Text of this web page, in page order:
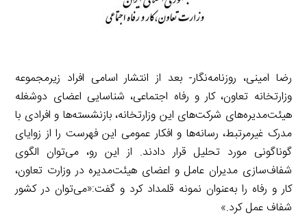
رضا امینی، روزنامه‌نگار- بعد از انتشار اسامی افراد زیرمجموعه
وزارتخانه تعاون، کار و رفاه اجتماعی، شناسایی اعضای دوشغله
هیئت‌مدیره‌های شرکت‌های این وزارتخانه، بازنشسته‌ها و افرادی با
مدرک غیرمرتبط، رسانه‌ها و افکار عمومی این فهرست را از زوایای
گوناگونی مورد تحلیل قرار دادند. از این رو، می‌توان الگوی
شفاف‌سازی مدیران عامل و اعضای هیئت‌مدیره در وزارت تعاون،
کار و رفاه را به‌عنوان نمونه قلمداد کرد و گفت:«می‌توان در کشور
شفاف عمل کرد.»